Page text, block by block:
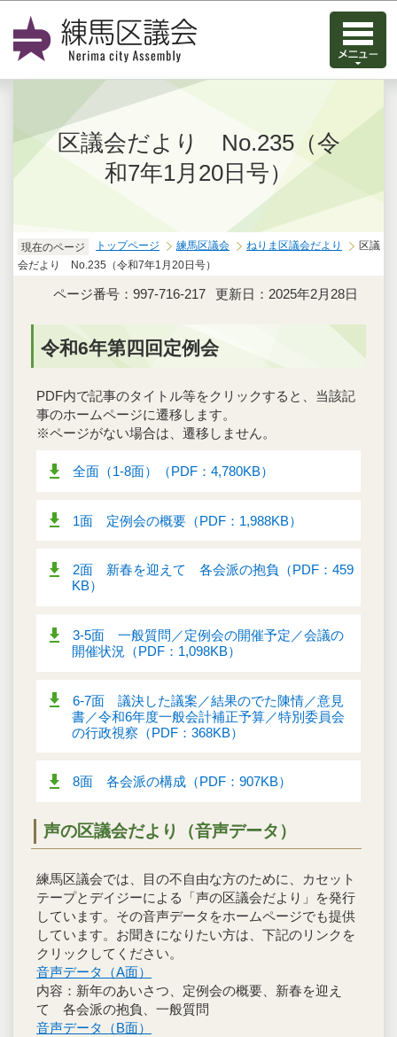
区議会だより No.235（令
和7年1月20日号）
現在のページ トップページ 練馬区議会 ねりま区議会だより
区議
会だより No.235（令和7年1月20日号）
ページ番号：997-716-217 更新日：2025年2月28日
令和6年第四回定例会
PDF内で記事のタイトル等をクリックすると、当該記
事のホームページに遷移します。
※ページがない場合は、遷移しません。
全面（1-8面）（PDF：4,780KB）
1面 定例会の概要（PDF：1,988KB）
2面 新春を迎えて 各会派の抱負（PDF：459
KB）
3-5面 一般質問／定例会の開催予定／会議の
開催状況（PDF：1,098KB）
6-7面 議決した議案／結果のでた陳情／意見
書／令和6年度一般会計補正予算／特別委員会
の行政視察（PDF：368KB）
8面 各会派の構成（PDF：907KB）
声の区議会だより（音声データ）
練馬区議会では、目の不自由な方のために、カセット
テープとデイジーによる「声の区議会だより」を発行
しています。その音声データをホームページでも提供
しています。お聞きになりたい方は、下記のリンクを
クリックしてください。
音声データ（A面）
内容：新年のあいさつ、定例会の概要、新春を迎え
て 各会派の抱負、一般質問
音声データ（B面）